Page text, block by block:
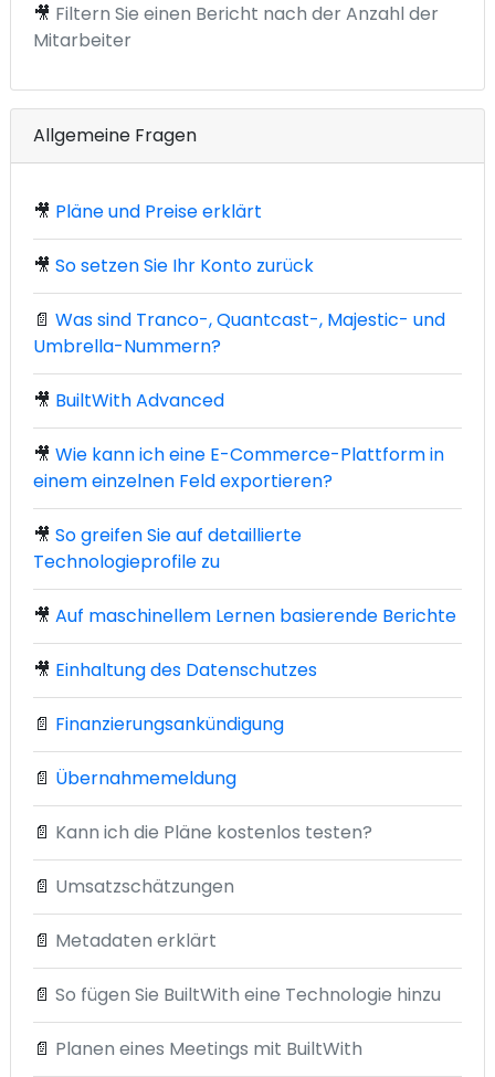
🎥 Filtern Sie einen Bericht nach der Anzahl der
Mitarbeiter
Allgemeine Fragen
🎥 Pläne und Preise erklärt
🎥 So setzen Sie Ihr Konto zurück
📄 Was sind Tranco-, Quantcast-, Majestic- und
Umbrella-Nummern?
🎥 BuiltWith Advanced
🎥 Wie kann ich eine E-Commerce-Plattform in
einem einzelnen Feld exportieren?
🎥 So greifen Sie auf detaillierte
Technologieprofile zu
🎥 Auf maschinellem Lernen basierende Berichte
🎥 Einhaltung des Datenschutzes
📄 Finanzierungsankündigung
📄 Übernahmemeldung
📄 Kann ich die Pläne kostenlos testen?
📄 Umsatzschätzungen
📄 Metadaten erklärt
📄 So fügen Sie BuiltWith eine Technologie hinzu
📄 Planen eines Meetings mit BuiltWith